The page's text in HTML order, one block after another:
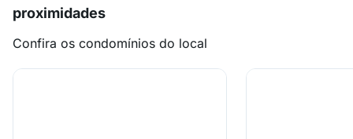
proximidades
Confira os condomínios do local